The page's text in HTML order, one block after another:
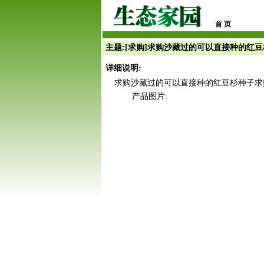
首 页
主题:[求购]求购沙藏过的可以直接种的红
详细说明:
求购沙藏过的可以直接种的红豆杉种子
产品图片: